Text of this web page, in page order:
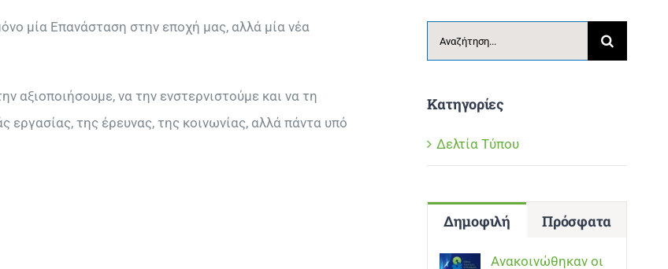
μία Επανάσταση στην εποχή μας, αλλά μία νέα
αξιοποιήσουμε, να την ενστερνιστούμε και να τη
της έρευνας, της κοινωνίας, αλλά πάντα υπό
Αναζήτηση
για:
Κατηγορίες
Δελτία Τύπου
Δημοφιλή Πρόσφατα
Ανακοινώθηκαν οι